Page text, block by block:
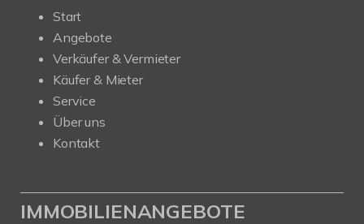
Start
Angebote
Verkäufer & Vermieter
Käufer & Mieter
Service
Über uns
Kontakt
IMMOBILIENANGEBOTE